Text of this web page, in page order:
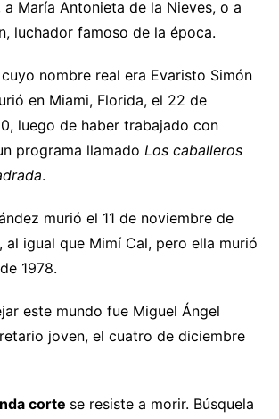
a María Antonieta de la Nieves, o a
luchador famoso de la época.
nombre real era Evaristo Simón
en Miami, Florida, el 22 de
luego de haber trabajado con
programa llamado Los caballeros
.
murió el 11 de noviembre de
al igual que Mimí Cal, pero ella murió
1978.
este mundo fue Miguel Ángel
joven, el cuatro de diciembre
corte se resiste a morir. Búsquela